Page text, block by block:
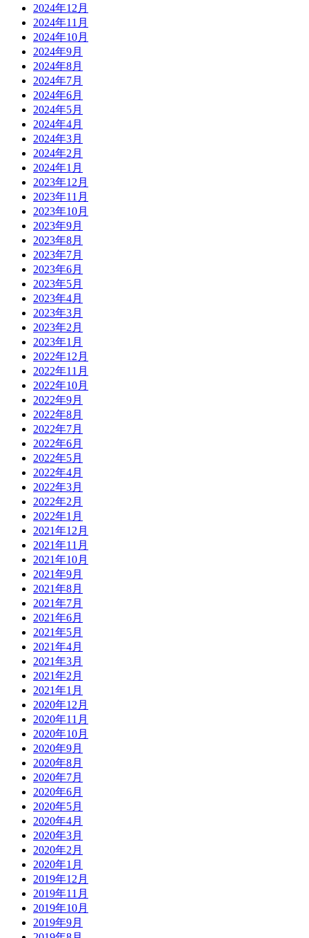
2024年12月
2024年11月
2024年10月
2024年9月
2024年8月
2024年7月
2024年6月
2024年5月
2024年4月
2024年3月
2024年2月
2024年1月
2023年12月
2023年11月
2023年10月
2023年9月
2023年8月
2023年7月
2023年6月
2023年5月
2023年4月
2023年3月
2023年2月
2023年1月
2022年12月
2022年11月
2022年10月
2022年9月
2022年8月
2022年7月
2022年6月
2022年5月
2022年4月
2022年3月
2022年2月
2022年1月
2021年12月
2021年11月
2021年10月
2021年9月
2021年8月
2021年7月
2021年6月
2021年5月
2021年4月
2021年3月
2021年2月
2021年1月
2020年12月
2020年11月
2020年10月
2020年9月
2020年8月
2020年7月
2020年6月
2020年5月
2020年4月
2020年3月
2020年2月
2020年1月
2019年12月
2019年11月
2019年10月
2019年9月